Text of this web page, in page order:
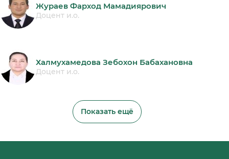
Жураев Фарход Мамадиярович
Доцент и.о.
Халмухамедова Зебохон Бабахановна
Доцент и.о.
Показать ещё